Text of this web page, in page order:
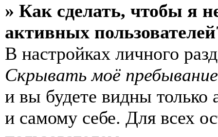
» Как сделать, чтобы я
активных
В настройках личного
Скрывать моё
и вы будете видны только
и самому себе. Для всех